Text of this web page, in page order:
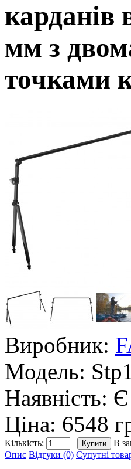
мм з
точками
Виробник:
Модель:
Наявність: Є
Ціна: 6548
Кількість:
В
Опис Відгуки (0) Супутні